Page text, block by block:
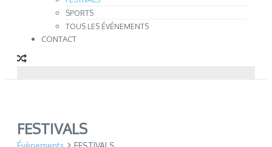
SPORTS
TOUS LES ÉVÉNEMENTS
CONTACT
FESTIVALS